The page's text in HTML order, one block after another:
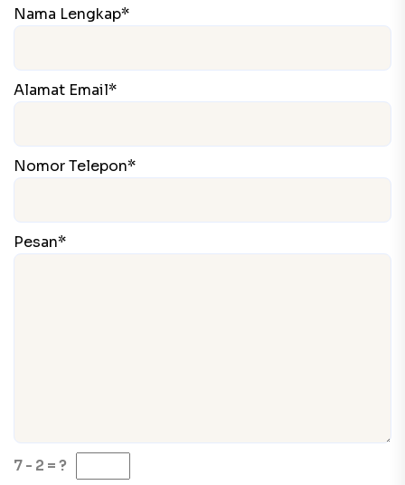
Nama Lengkap*
Alamat Email*
Nomor Telepon*
Pesan*
7 - 2 = ?